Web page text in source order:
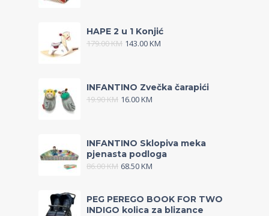
HAPE 2 u 1 Konjić
179.00KM 143.00KM
INFANTINO Zvečka čarapići
19.90KM 16.00KM
INFANTINO Sklopiva meka
pjenasta podloga
86.00KM 68.50KM
PEG PEREGO BOOK FOR TWO
INDIGO kolica za blizance